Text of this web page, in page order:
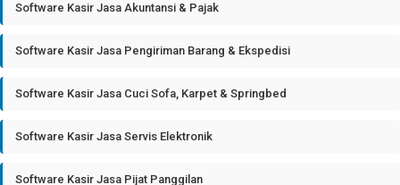
Software Kasir Jasa Akuntansi & Pajak
Software Kasir Jasa Pengiriman Barang & Ekspedisi
Software Kasir Jasa Cuci Sofa, Karpet & Springbed
Software Kasir Jasa Servis Elektronik
Software Kasir Jasa Pijat Panggilan